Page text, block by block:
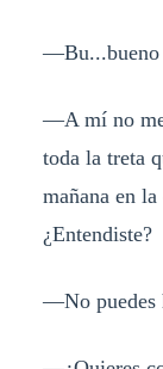
—Bu...bueno
—A mí no me
toda la treta
mañana en
¿Entendiste?
—No puedes